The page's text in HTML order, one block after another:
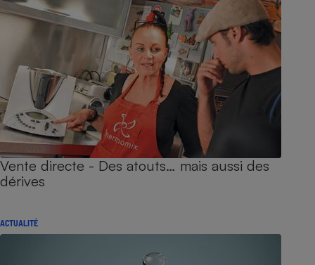
Vente directe - Des atouts… mais aussi des
dérives
ACTUALITÉ